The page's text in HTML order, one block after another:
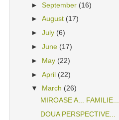
►September (16)
►August (17)
►July (6)
►June (17)
► May (22)
►April (22)
▼ March (26)
MIROASE A... FAMILIE...
DOUA PERSPECTIVE...